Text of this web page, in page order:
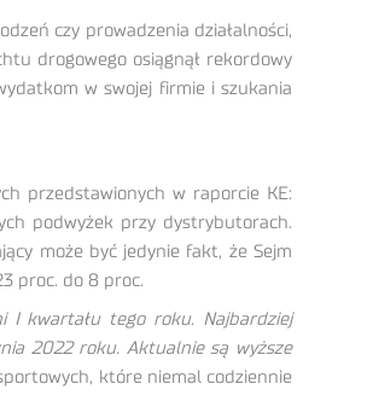
czy prowadzenia działalności,
drogowego osiągnął rekordowy
w swojej firmie i szukania
przedstawionych w raporcie KE:
podwyżek przy dystrybutorach.
może być jedynie fakt, że Sejm
proc. do 8 proc.
I kwartału tego roku. Najbardziej
2022 roku. Aktualnie są wyższe
które niemal codziennie